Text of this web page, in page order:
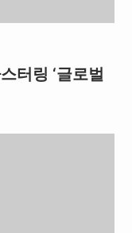
터링 ‘글로벌